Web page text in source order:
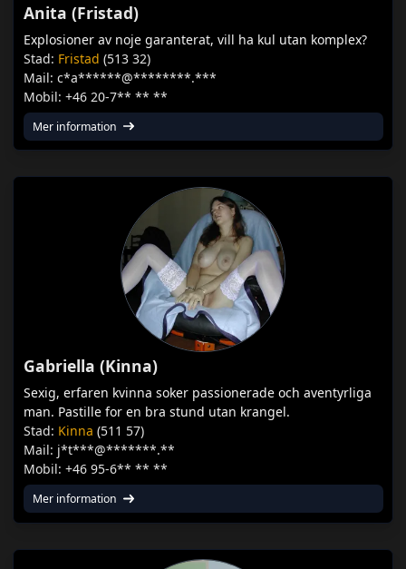
Anita (Fristad)
Explosioner av noje garanterat, vill ha kul utan komplex?
Stad: Fristad (513 32)
Mail: c*a******@********.***
Mobil: +46 20-7** ** **
Mer information
Gabriella (Kinna)
Sexig, erfaren kvinna soker passionerade och aventyrliga
man. Pastille for en bra stund utan krangel.
Stad: Kinna (511 57)
Mail: j*t***@*******.**
Mobil: +46 95-6** ** **
Mer information